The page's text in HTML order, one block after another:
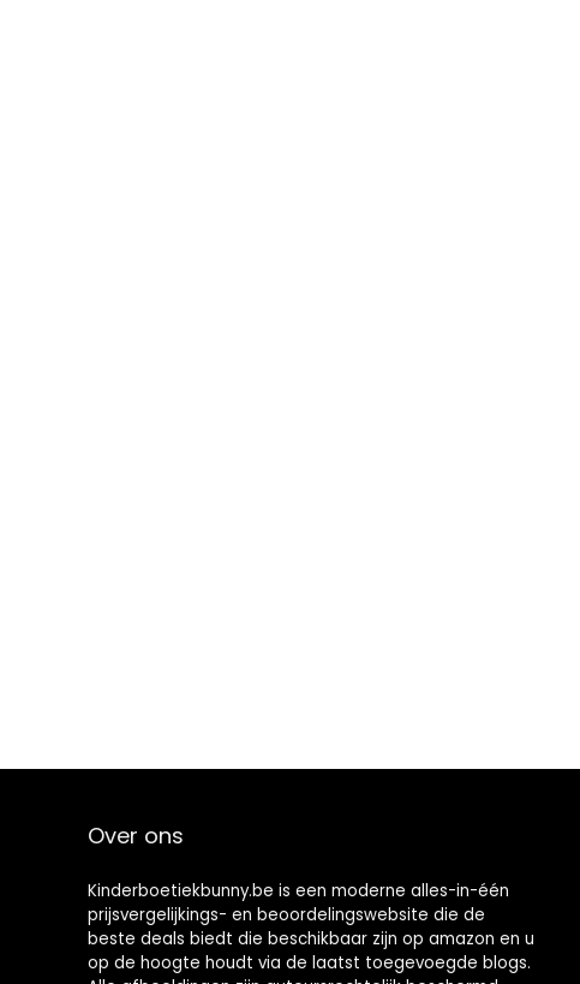
Over ons
Kinderboetiekbunny.be is een moderne alles-in-één
prijsvergelijkings- en beoordelingswebsite die de
beste deals biedt die beschikbaar zijn op amazon en u
op de hoogte houdt via de laatst toegevoegde blogs.